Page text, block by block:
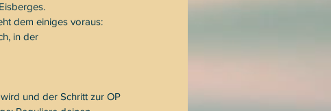
dem einiges voraus:
in der
und der Schritt zur OP